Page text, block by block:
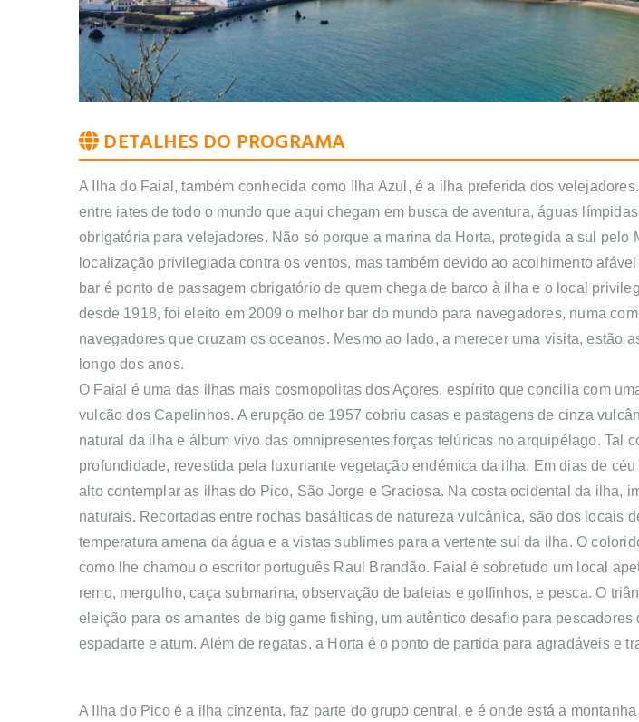
DETALHES DO PROGRAMA
A Ilha do Faial, também conhecida como Ilha Azul, é a ilha preferida dos
entre iates de todo o mundo que aqui chegam em busca de aventura, águas
obrigatória para velejadores. Não só porque a marina da Horta, protegida a sul
localização privilegiada contra os ventos, mas também devido ao acolhimento
bar é ponto de passagem obrigatório de quem chega de barco à ilha e o local
desde 1918, foi eleito em 2009 o melhor bar do mundo para navegadores, numa
navegadores que cruzam os oceanos. Mesmo ao lado, a merecer uma visita, estão
longo dos anos.
O Faial é uma das ilhas mais cosmopolitas dos Açores, espírito que concilia com
vulcão dos Capelinhos. A erupção de 1957 cobriu casas e pastagens de cinza
natural da ilha e álbum vivo das omnipresentes forças telúricas no arquipélago. Tal
profundidade, revestida pela luxuriante vegetação endémica da ilha. Em dias de
alto contemplar as ilhas do Pico, São Jorge e Graciosa. Na costa ocidental da ilha,
naturais. Recortadas entre rochas basálticas de natureza vulcânica, são dos locais
temperatura amena da água e a vistas sublimes para a vertente sul da ilha. O
como lhe chamou o escritor português Raul Brandão. Faial é sobretudo um local
remo, mergulho, caça submarina, observação de baleias e golfinhos, e pesca. O
eleição para os amantes de big game fishing, um autêntico desafio para
espadarte e atum. Além de regatas, a Horta é o ponto de partida para agradáveis e
A Ilha do Pico é a ilha cinzenta, faz parte do grupo central, e é onde está a